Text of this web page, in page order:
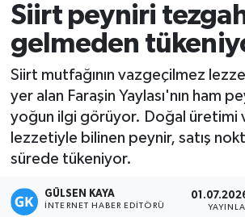
Siirt peyniri
gelmeden
Siirt mutfağının vazgeçilmez
yer alan Faraşin Yaylası'nın ham
yoğun ilgi görüyor. Doğal üretimi
lezzetiyle bilinen peynir, satış
sürede tükeniyor.
GÜLSEN KAYA
İNTERNET HABER EDITÖRÜ
Güncel
Haberde insan
Kültür - Sanat
Magazin
Mersin
Haber Arşivi